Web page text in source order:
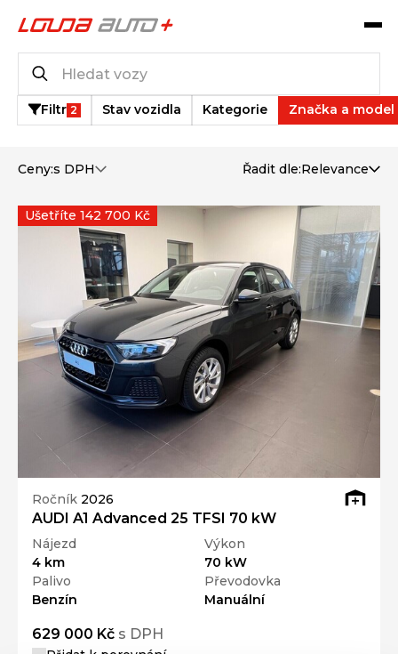
Filtr 2 Stav vozidla Kategorie Značka a model
Ceny:s DPH Řadit dle:Relevance
Ročník 2026
AUDI A1 Advanced 25 TFSI 70 kW
Nájezd
4 km
Výkon
70 kW
Palivo
Benzín
Převodovka
Manuální
629 000 Kč s DPH
Ušetříte 142 700 Kč